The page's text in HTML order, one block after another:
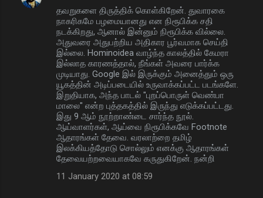
தவறுகளை திருத்திக் கொள்கிறேன். துவாரகை
நாகரிகமே பழமையானது என நிரூபிக்க சதி
நடக்கிறது, ஆனால் இன்னும் நிரூபிக்க வில்லை.
அதுவரை அதுபற்றிய அதிகார பூர்வமாக செய்தி
இல்லை. Hominoidea வாழ்ந்த காலத்தில் கேமரா
இல்லாத காரணத்தால், நீங்கள் அவரை பார்க்க
முடியாது. Google இல் இருக்கும் அனைத்தும் ஒரு
யூகத்தின் அடிப்படையில் உருவாக்கப்பட்ட படங்களே.
இறுதியாக, அந்த பாடல் "புறப்பொருள் வெண்பா
மாலை" என்ற புத்தகத்தில் இருந்து எடுக்கப்பட்டது.
இது 9 ஆம் நூற்றாண்டை சார்ந்த நூல்.
ஆய்வாளர்கள், ஆய்வை நிரூபிக்கவே Footnote
ஆதாரங்கள் தேவை. வரலாற்றை தமிழ்
இலக்கியத்தோடு சொல்லும் எனக்கு ஆதாரங்கள்
தேவையற்றவையாகவே கருதுகிறேன். நன்றி
11 January 2020 at 08:59